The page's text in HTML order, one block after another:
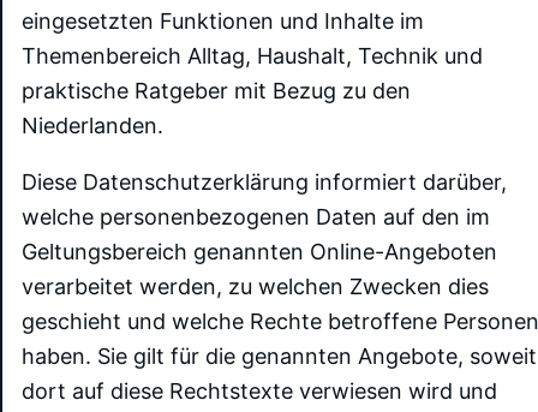
eingesetzten Funktionen und Inhalte im
Themenbereich Alltag, Haushalt, Technik und
praktische Ratgeber mit Bezug zu den
Niederlanden.
Diese Datenschutzerklärung informiert darüber,
welche personenbezogenen Daten auf den im
Geltungsbereich genannten Online-Angeboten
verarbeitet werden, zu welchen Zwecken dies
geschieht und welche Rechte betroffene Personen
haben. Sie gilt für die genannten Angebote, soweit
dort auf diese Rechtstexte verwiesen wird und